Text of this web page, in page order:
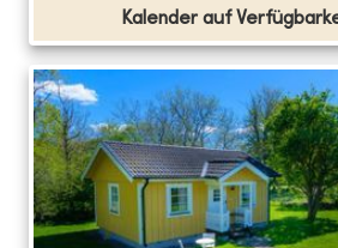
Kalender auf